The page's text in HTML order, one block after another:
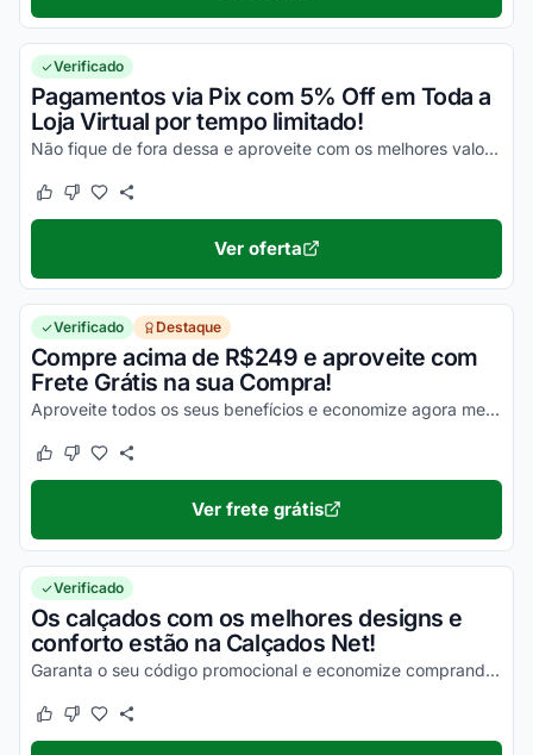
Verificado
Pagamentos via Pix com 5% Off em Toda a
Loja Virtual por tempo limitado!
Não fique de fora dessa e aproveite com os melhores valores nos seus produtos pagando à Vista!
Este cupom funcionou
Este cupom não funcionou
Ver oferta
Verificado Destaque
Compre acima de R$249 e aproveite com
Frete Grátis na sua Compra!
Aproveite todos os seus benefícios e economize agora mesmo nas suas compras online!
Este cupom funcionou
Este cupom não funcionou
Ver frete grátis
Verificado
Os calçados com os melhores designs e
conforto estão na Calçados Net!
Garanta o seu código promocional e economize comprando o seu novo par de calçados!
Este cupom funcionou
Este cupom não funcionou